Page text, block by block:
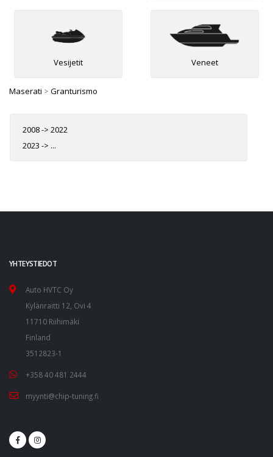
Vesijetit Veneet
Maserati > Granturismo
2008 -> 2022
2023 -> ...
YHTEYSTIEDOT
Auto HVTC Oy
Kylänraitti 12, Ovi 4
11710 Riihimäki
Finland
3512823-1
+358 40 481 2444
myynti@chip-tuning.fi